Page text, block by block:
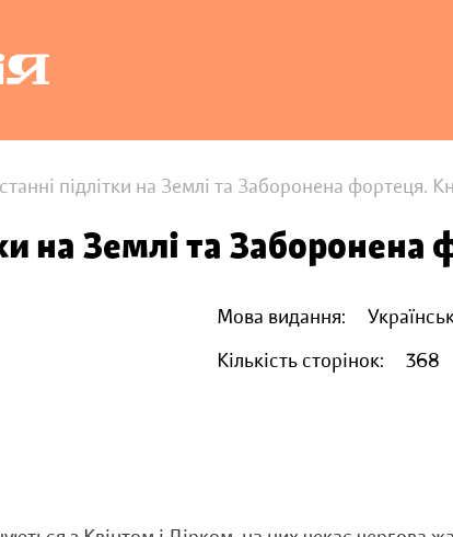
підлітки на Землі та Заборонена фортеця.
на Землі та
Мова видання:
Кількість сторінок:
368